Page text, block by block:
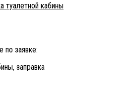
туалетной кабины
по заявке:
заправка